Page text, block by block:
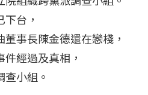
台，
事長陳金德還在戀棧，
經過及真相，
小組。